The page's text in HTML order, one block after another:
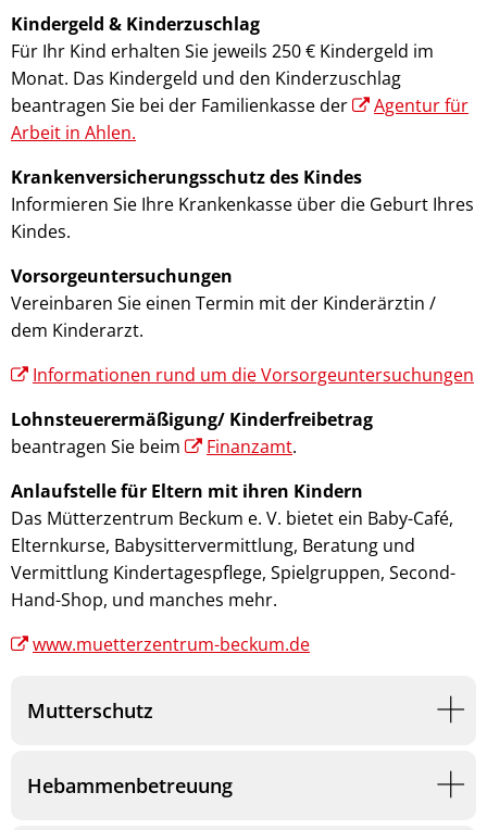
Kindergeld & Kinderzuschlag
Für Ihr Kind erhalten Sie jeweils 250 € Kindergeld im
Monat. Das Kindergeld und den Kinderzuschlag
beantragen Sie bei der Familienkasse der
Agentur für
Arbeit in Ahlen.
Krankenversicherungsschutz des Kindes
Informieren Sie Ihre Krankenkasse über die Geburt Ihres
Kindes.
Vorsorgeuntersuchungen
Vereinbaren Sie einen Termin mit der Kinderärztin /
dem Kinderarzt.
Informationen rund um die Vorsorgeuntersuchungen
Lohnsteuerermäßigung/ Kinderfreibetrag
beantragen Sie beim
Finanzamt.
Anlaufstelle für Eltern mit ihren Kindern
Das Mütterzentrum Beckum e. V. bietet ein Baby-Café,
Elternkurse, Babysittervermittlung, Beratung und
Vermittlung Kindertagespflege, Spielgruppen, Second-
Hand-Shop, und manches mehr.
www.muetterzentrum-beckum.de
Mutterschutz
Hebammenbetreuung